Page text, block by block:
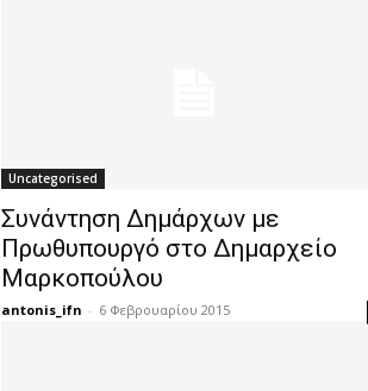
Uncategorised
Συνάντηση Δημάρχων με
Πρωθυπουργό στο Δημαρχείο
Μαρκοπούλου
antonis_ifn - 6 Φεβρουαρίου 2015